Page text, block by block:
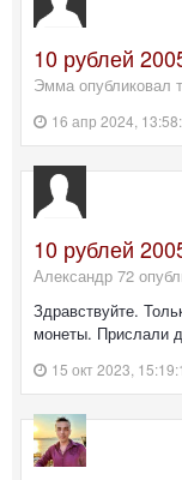
10 рублей
Эмма опубликовал
16 апр 2024,
10 рублей
Александр 72
Здравствуйте.
монеты. Прислали
15 окт 2023,